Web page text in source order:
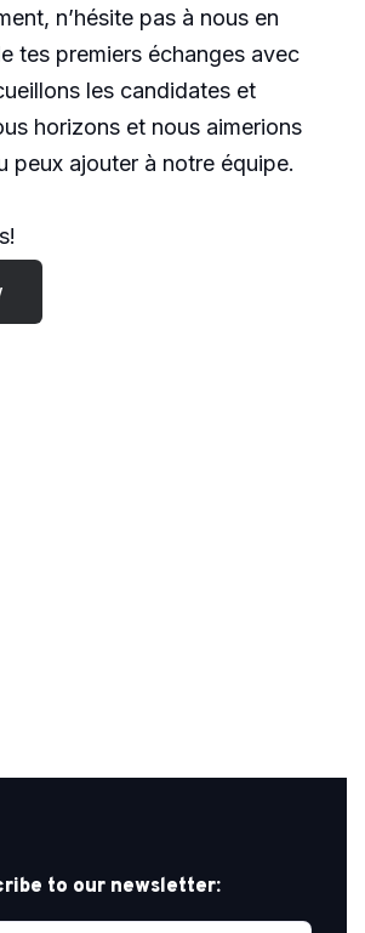
n’hésite pas à nous en
tes premiers échanges avec
les candidates et
horizons et nous aimerions
peux ajouter à notre équipe.
to our newsletter: